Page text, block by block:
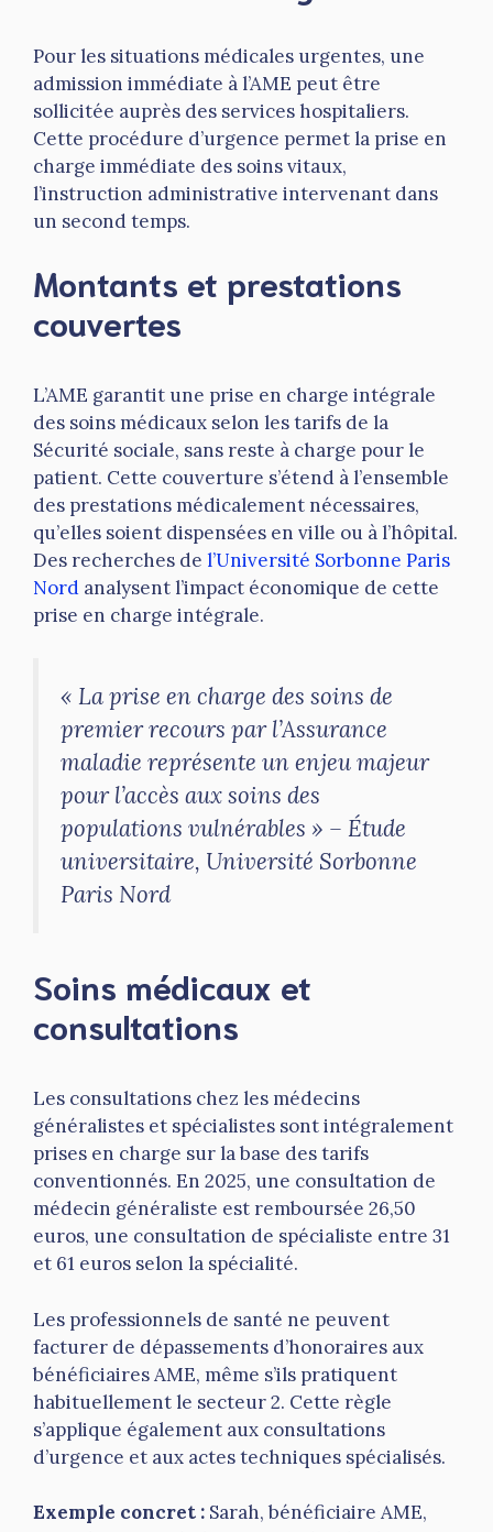
Pour les situations médicales urgentes, une
admission immédiate à l’AME peut être
sollicitée auprès des services hospitaliers.
Cette procédure d’urgence permet la prise en
charge immédiate des soins vitaux,
l’instruction administrative intervenant dans
un second temps.
Montants et prestations
couvertes
L’AME garantit une prise en charge intégrale
des soins médicaux selon les tarifs de la
Sécurité sociale, sans reste à charge pour le
patient. Cette couverture s’étend à l’ensemble
des prestations médicalement nécessaires,
qu’elles soient dispensées en ville ou à l’hôpital.
Des recherches de l’Université Sorbonne Paris
Nord analysent l’impact économique de cette
prise en charge intégrale.
« La prise en charge des soins de
premier recours par l’Assurance
maladie représente un enjeu majeur
pour l’accès aux soins des
populations vulnérables » – Étude
universitaire, Université Sorbonne
Paris Nord
Soins médicaux et
consultations
Les consultations chez les médecins
généralistes et spécialistes sont intégralement
prises en charge sur la base des tarifs
conventionnés. En 2025, une consultation de
médecin généraliste est remboursée 26,50
euros, une consultation de spécialiste entre 31
et 61 euros selon la spécialité.
Les professionnels de santé ne peuvent
facturer de dépassements d’honoraires aux
bénéficiaires AME, même s’ils pratiquent
habituellement le secteur 2. Cette règle
s’applique également aux consultations
d’urgence et aux actes techniques spécialisés.
Exemple concret : Sarah, bénéficiaire AME,